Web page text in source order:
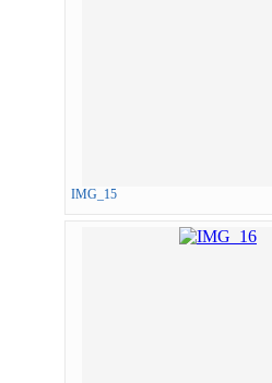
IMG_15